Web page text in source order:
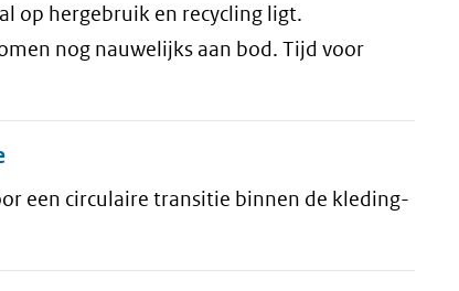
op hergebruik en recycling ligt.
nog nauwelijks aan bod. Tijd voor
een circulaire transitie binnen de kleding-